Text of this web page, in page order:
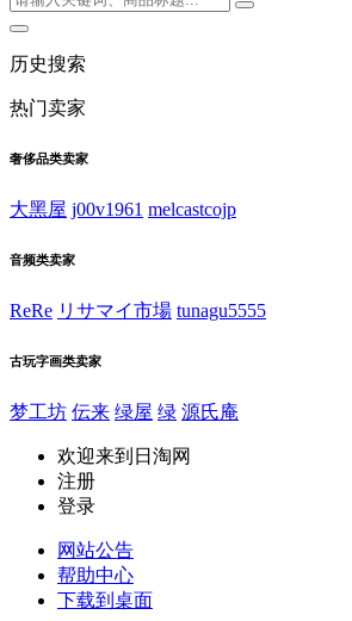
历史搜索
热门卖家
奢侈品类卖家
大黑屋 j00v1961 melcastcojp
音频类卖家
ReRe リサマイ市場 tunagu5555
古玩字画类卖家
梦工坊 伝来 绿屋 绿 源氏庵
欢迎来到日淘网
注册
登录
网站公告
帮助中心
下载到桌面